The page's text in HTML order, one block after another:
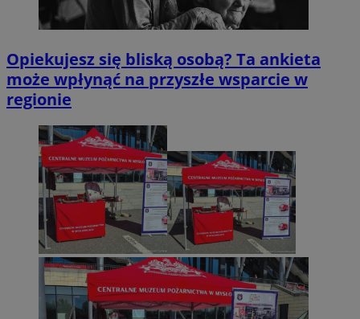
Opiekujesz się bliską osobą? Ta ankieta
może wpłynąć na przyszłe wsparcie w
regionie